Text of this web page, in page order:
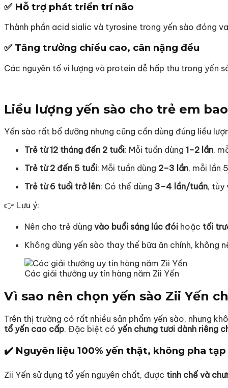
✅ Hỗ trợ phát triển trí não
Thành phần acid sialic và tyrosine trong yến sào đóng
✅ Tăng trưởng chiều cao, cân nặng đều
Các nguyên tố vi lượng và protein dễ hấp thu trong yến
Liều lượng yến sào cho trẻ em
Yến sào rất bổ dưỡng nhưng cũng cần dùng đúng liều
Trẻ từ 12 tháng đến 2 tuổi: Mỗi tuần dùng 1–2 lần,
Trẻ từ 2 đến 5 tuổi: Mỗi tuần dùng 2–3 lần, mỗi lần
Trẻ từ 6 tuổi trở lên: Có thể dùng 3–4 lần/tuần, tùy
👉 Lưu ý:
Nên cho trẻ dùng vào buổi sáng lúc đói hoặc tối
Không dùng yến sào thay thế bữa ăn chính, không
Các giải thưởng uy tín hàng năm Zii Yến
Vì sao nên chọn yến sào Zii Yến
Trên thị trường có rất nhiều sản phẩm yến sào, nhưng
tổ yến cao cấp. Đặc biệt có yến chưng tươi dành riêng
✔️ Nguyên liệu 100% yến thật, không pha tạp
Zii Yến sử dụng tổ yến nguyên chất, được tinh chế và